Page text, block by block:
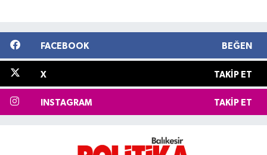
FACEBOOK BEĞEN
X TAKIP ET
INSTAGRAM TAKIP ET